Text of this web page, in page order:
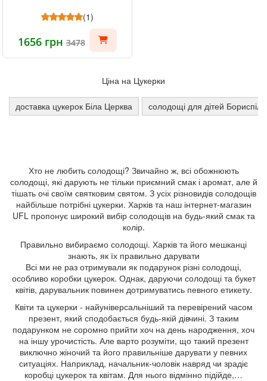
(1)
1656 грн3478
Ціна на Цукерки
доставка цукерок Біла Церква солодощі для дітей Бориспіль
Хто не любить солодощі? Звичайно ж, всі обожнюють
солодощі, які дарують не тільки приємний смак і аромат, але й
тішать очі своїм святковим святом. З усіх різновидів солодощів
найбільше потрібні цукерки. Харків та наш інтернет-магазин
UFL пропонує широкий вибір солодощів на будь-який смак та
колір.
Правильно вибираємо солодощі. Харків та його мешканці
знають, як їх правильно дарувати
Всі ми не раз отримували як подарунок різні солодощі,
особливо коробки цукерок. Однак, даруючи солодощі та букет
квітів, дарувальник повинен дотримуватись певного етикету.
Квіти та цукерки - найуніверсальніший та перевірений часом
презент, який сподобається будь-якій дівчині. З таким
подарунком не соромно прийти хоч на день народження, хоч
на іншу урочистість. Але варто розуміти, що такий презент
виключно жіночий та його правильніше дарувати у певних
ситуаціях. Наприклад, начальник-чоловік навряд чи зрадіє
коробці цукерок та квітам. Для нього відмінно підійде,…